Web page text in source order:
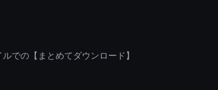
での【まとめてダウンロード】